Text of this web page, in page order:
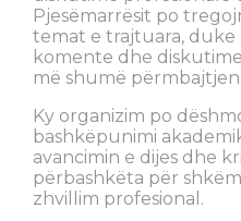
Pjesëmarrësit po
temat e trajtuara,
komente dhe
më shumë
Ky organizim po
bashkëpunimi
avancimin e dijes dhe
përbashkëta për
zhvillim profesional.